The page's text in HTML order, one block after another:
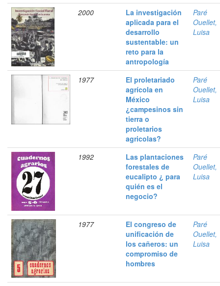
2000
La investigación
aplicada para el
desarrollo
sustentable: un
reto para la
antropología
Paré
Ouellet,
Luisa
1977
El proletariado
agrícola en
México
¿campesinos sin
tierra o
proletarios
agricolas?
Paré
Ouellet,
Luisa
1992
Las plantaciones
forestales de
eucalipto ¿ para
quién es el
negocio?
Paré
Ouellet,
Luisa
1977
El congreso de
unificación de
los cañeros: un
compromiso de
hombres
Paré
Ouellet,
Luisa